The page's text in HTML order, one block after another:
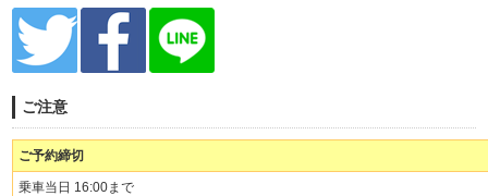
ご注意
ご予約締切
乗車当日 16:00まで